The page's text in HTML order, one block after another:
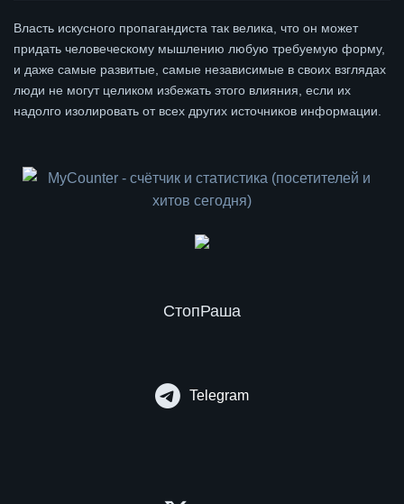
Власть искусного пропагандиста так велика, что он может
придать человеческому мышлению любую требуемую форму,
и даже самые развитые, самые независимые в своих взглядах
люди не могут целиком избежать этого влияния, если их
надолго изолировать от всех других источников информации.
СтопРаша
Telegram